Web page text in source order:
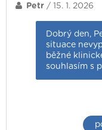
Petr / 15. 1. 2026
Dobrý den,
situace
běžné
souhlasím s